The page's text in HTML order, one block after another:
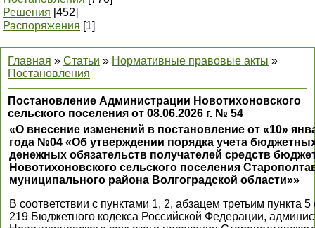
Решения [452]
Распоряжения [1]
Главная » Статьи » Нормативные правовые акты »
Постановления
Постановление Администрации Новотихоновского
сельского поселения от 08.06.2026 г. № 54
«О внесение изменений в постановление от «10»
года №04 «Об утверждении порядка учета
денежных обязательств получателей средств
Новотихоновского сельского поселения
муниципального района Волгоградской области»»
В соответствии с пунктами 1, 2, абзацем третьим пункта 5
219 Бюджетного кодекса Российской Федерации,